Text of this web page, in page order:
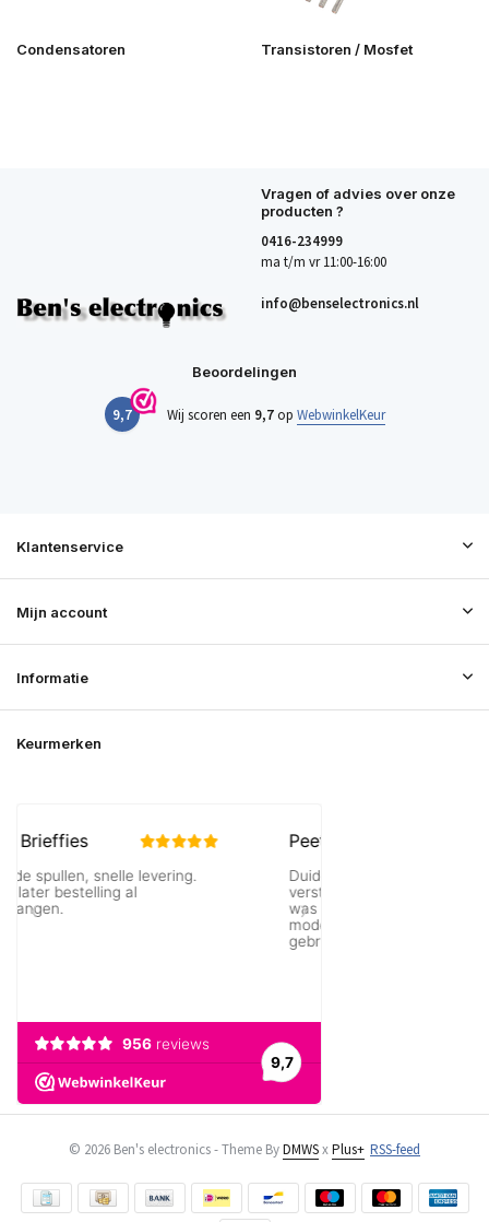
Condensatoren Transistoren / Mosfet
Vragen of advies over onze
producten ?
0416-234999
ma t/m vr 11:00-16:00
info@benselectronics.nl
Beoordelingen
9,7 Wij scoren een 9,7op WebwinkelKeur
Klantenservice
Mijn account
Informatie
Keurmerken
© 2026 Ben's electronics - Theme ByDMWSxPlus+ RSS-feed